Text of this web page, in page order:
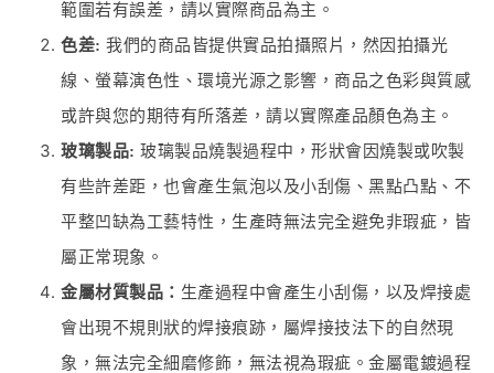
範圍若有誤差，請以實際商品為主。
色差: 我們的商品皆提供實品拍攝照片，然因拍攝光
線、螢幕演色性、環境光源之影響，商品之色彩與質感
或許與您的期待有所落差，請以實際產品顏色為主。
玻璃製品: 玻璃製品燒製過程中，形狀會因燒製或吹製
有些許差距，也會產生氣泡以及小刮傷、黑點凸點、不
平整凹缺為工藝特性，生產時無法完全避免非瑕疵，皆
屬正常現象。
金屬材質製品： 生產過程中會產生小刮傷，以及焊接處
會出現不規則狀的焊接痕跡，屬焊接技法下的自然現
象，無法完全細磨修飾，無法視為瑕疵。金屬電鍍過程